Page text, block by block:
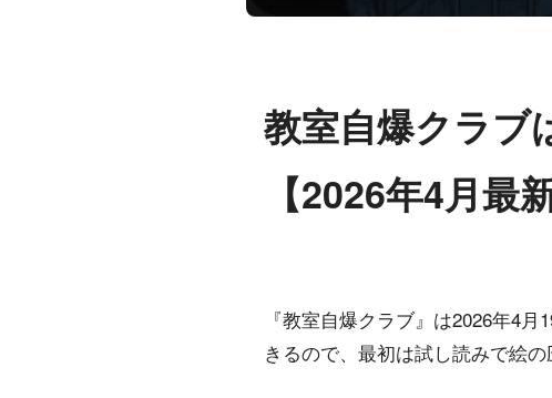
教室自爆クラブ
【2026年4月最新
『教室自爆クラブ』は2026年4
きるので、最初は試し読みで絵